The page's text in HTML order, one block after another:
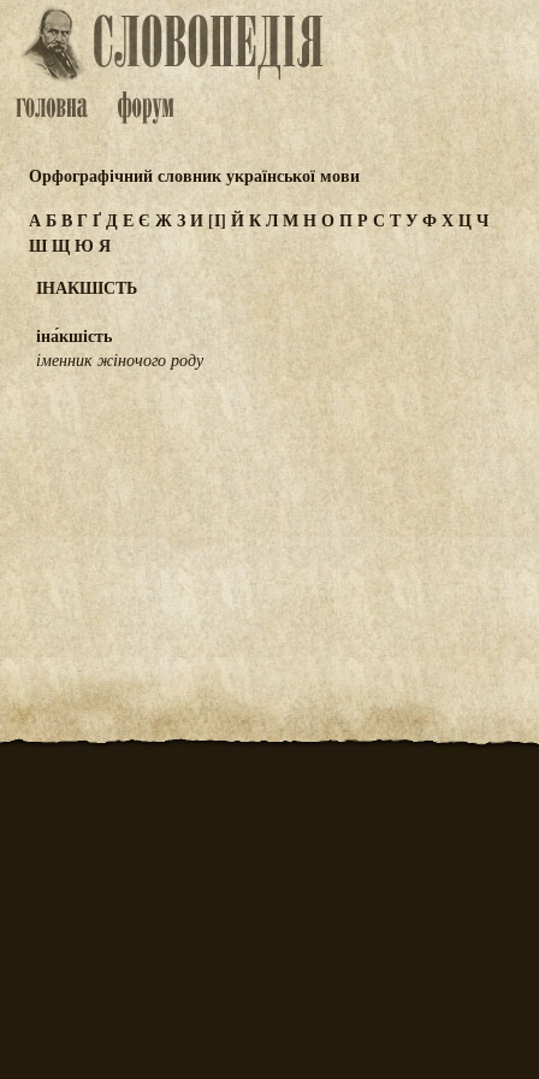
Орфографічний словник української мови
АБВГҐДЕЄ ЖЗИ[І] ЙКЛМНОПР СТУФХЦЧ
ШЩЮЯ
ІНАКШІСТЬ
іна́кшість
іменник жіночого роду